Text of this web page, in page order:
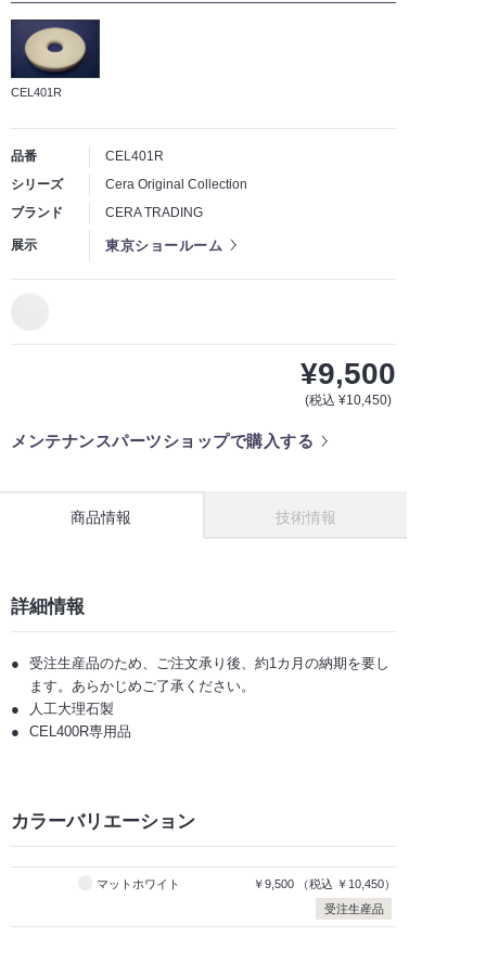
CEL401R
品番
CEL401R
シリーズ
Cera Original Collection
ブランド
CERA TRADING
展示 東京ショールーム
¥9,500
(税込 ¥10,450)
メンテナンスパーツショップで購入する
商品情報 技術情報
詳細情報
受注生産品のため、ご注文承り後、約1カ月の納期を要し
ます。あらかじめご了承ください。
人工大理石製
CEL400R専用品
カラーバリエーション
マットホワイト ￥9,500 （税込 ￥10,450）
受注生産品